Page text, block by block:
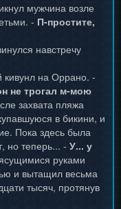
мужчина возле
- П-простите,
навстречу
кивунл на Оррано. -
не трогал м-мою
захвата пляжа
в бикини, и
Пока здесь была
но теперь... - У... у
руками
и вытащил весьма
тысяч, протянув